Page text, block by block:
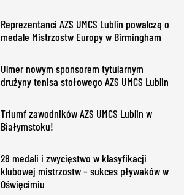
Reprezentanci AZS UMCS Lublin powalczą o
medale Mistrzostw Europy w Birmingham
Ulmer nowym sponsorem tytularnym
drużyny tenisa stołowego AZS UMCS Lublin
Triumf zawodników AZS UMCS Lublin w
Białymstoku!
28 medali i zwycięstwo w klasyfikacji
klubowej mistrzostw – sukces pływaków w
Oświęcimiu